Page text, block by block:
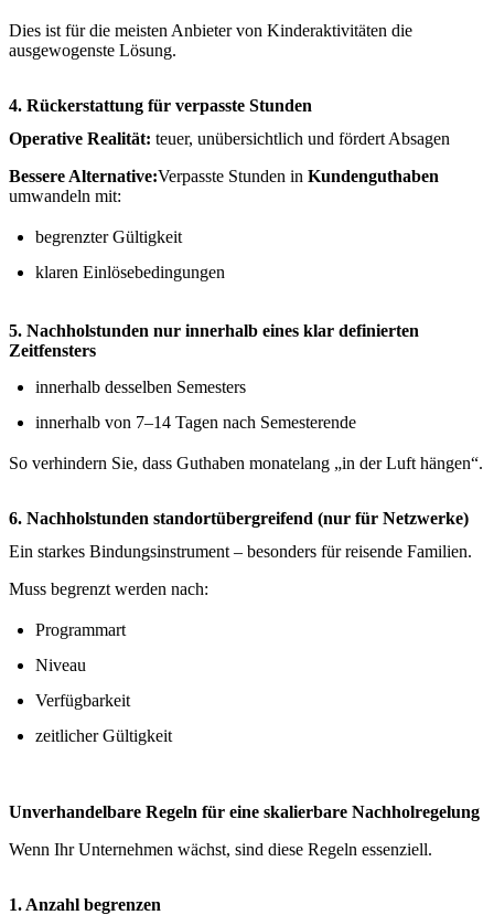
Dies ist für die meisten Anbieter von Kinderaktivitäten die
ausgewogenste Lösung.
4. Rückerstattung für verpasste Stunden
Operative Realität: teuer, unübersichtlich und fördert Absagen
Bessere Alternative:Verpasste Stunden in Kundenguthaben
umwandeln mit:
begrenzter Gültigkeit
klaren Einlösebedingungen
5. Nachholstunden nur innerhalb eines klar definierten
Zeitfensters
innerhalb desselben Semesters
innerhalb von 7–14 Tagen nach Semesterende
So verhindern Sie, dass Guthaben monatelang „in der Luft hängen“.
6. Nachholstunden standortübergreifend (nur für Netzwerke)
Ein starkes Bindungsinstrument – besonders für reisende Familien.
Muss begrenzt werden nach:
Programmart
Niveau
Verfügbarkeit
zeitlicher Gültigkeit
Unverhandelbare Regeln für eine skalierbare Nachholregelung
Wenn Ihr Unternehmen wächst, sind diese Regeln essenziell.
1. Anzahl begrenzen